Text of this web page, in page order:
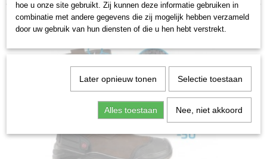
hoe u onze site gebruikt. Zij kunnen deze informatie gebruiken in
combinatie met andere gegevens die zij mogelijk hebben verzameld
door uw gebruik van hun diensten of die u hen hebt verstrekt.
Later opnieuw tonen Selectie toestaan
Alles toestaan Nee, niet akkoord